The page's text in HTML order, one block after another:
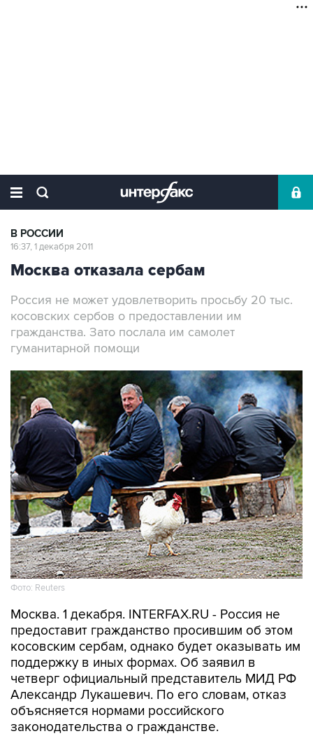
В РОССИИ
16:37, 1 декабря 2011
Москва отказала сербам
Россия не может удовлетворить просьбу 20 тыс.
косовских сербов о предоставлении им
гражданства. Зато послала им самолет
гуманитарной помощи
Фото: Reuters
Москва. 1 декабря. INTERFAX.RU - Россия не
предоставит гражданство просившим об этом
косовским сербам, однако будет оказывать им
поддержку в иных формах. Об заявил в
четверг официальный представитель МИД РФ
Александр Лукашевич. По его словам, отказ
объясняется нормами российского
законодательства о гражданстве.